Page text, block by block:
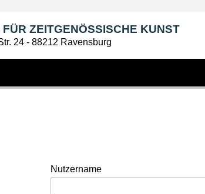
ZEITGENÖSSISCHE KUNST
24 - 88212 Ravensburg
Nutzername